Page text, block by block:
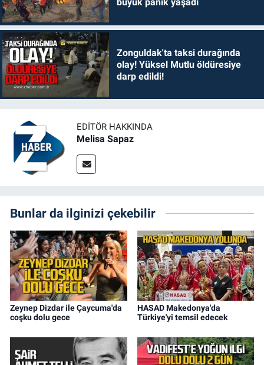
Zonguldak'ta taksi durağında
olay! Yüksel Mutlu öldüresiye
darp edildi!
EDITÖR HAKKINDA
Melisa Sapaz
Bunlar da ilginizi çekebilir
Zeynep Dizdar ile Çaycuma'da
coşku dolu gece
HASAD Makedonya'da
Türkiye'yi temsil edecek